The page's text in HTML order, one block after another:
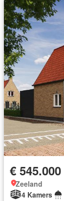
€ 545.000
Zeeland
4 Kamers